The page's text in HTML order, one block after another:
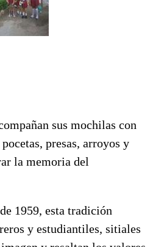
sus mochilas con
presas, arroyos y
la memoria del
1959, esta tradición
y estudiantiles, sitiales